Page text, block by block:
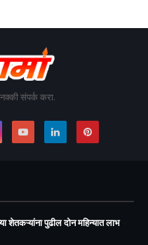
संपर्क करा.
शेतकऱ्यांना पुढील दोन महिन्यात लाभ